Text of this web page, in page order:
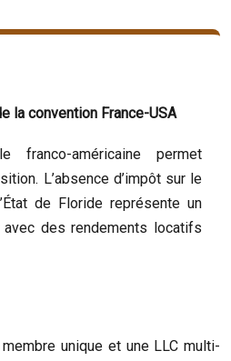
la convention France-USA
franco-américaine permet
L’absence d’impôt sur le
de Floride représente un
avec des rendements locatifs
unique et une LLC multi-